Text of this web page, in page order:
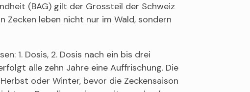
(BAG) gilt der Grossteil der Schweiz
Zecken leben nicht nur im Wald, sondern
1. Dosis, 2. Dosis nach ein bis drei
alle zehn Jahre eine Auffrischung. Die
oder Winter, bevor die Zeckensaison